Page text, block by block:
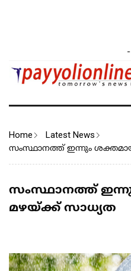
Home Latest News
സംസ്ഥാനത്ത് ഇന്നും
സംസ്ഥാനത്ത്
മഴയ്ക്ക് സാധ്യത